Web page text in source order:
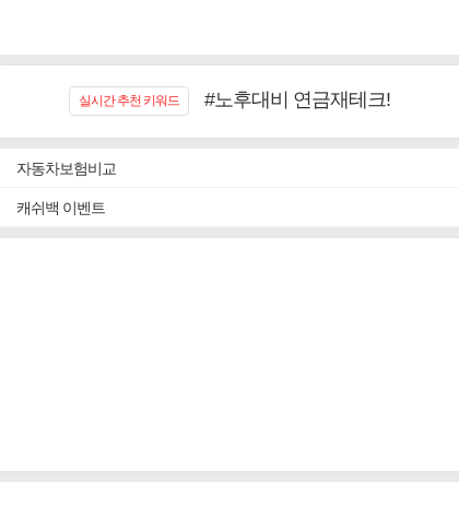
실시간 추천 키워드
#노후대비 연금재테크!
#교통사고대비 운전자보험
자동차보험비교
캐쉬백 이벤트